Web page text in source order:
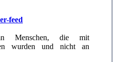
feed
Menschen, die mit
wurden und nicht an